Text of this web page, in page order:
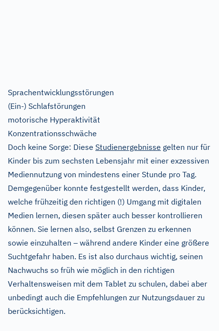
Sprachentwicklungsstörungen
(Ein-) Schlafstörungen
motorische Hyperaktivität
Konzentrationsschwäche
Doch keine Sorge: Diese Studienergebnisse gelten nur für
Kinder bis zum sechsten Lebensjahr mit einer exzessiven
Mediennutzung von mindestens einer Stunde pro Tag.
Demgegenüber konnte festgestellt werden, dass Kinder,
welche frühzeitig den richtigen (!) Umgang mit digitalen
Medien lernen, diesen später auch besser kontrollieren
können. Sie lernen also, selbst Grenzen zu erkennen
sowie einzuhalten – während andere Kinder eine größere
Suchtgefahr haben. Es ist also durchaus wichtig, seinen
Nachwuchs so früh wie möglich in den richtigen
Verhaltensweisen mit dem Tablet zu schulen, dabei aber
unbedingt auch die Empfehlungen zur Nutzungsdauer zu
berücksichtigen.